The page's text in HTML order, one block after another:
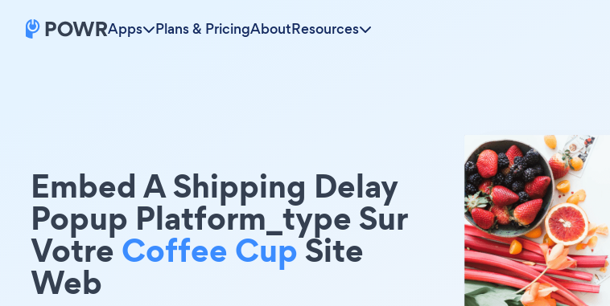
Apps Plans & PricingAboutResources
Embed A Shipping Delay
Popup Platform_type Sur
VotreCoffee CupSite
Web